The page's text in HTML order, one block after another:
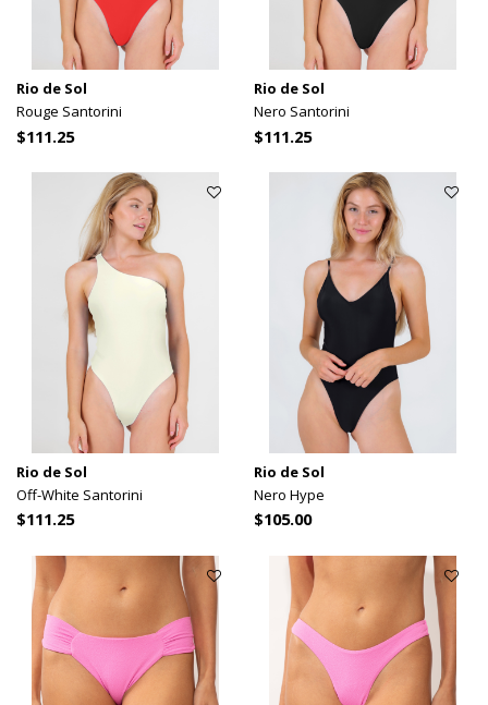
Rio de Sol
Rouge Santorini
$111.25
Rio de Sol
Nero Santorini
$111.25
Rio de Sol
Off-White Santorini
$111.25
Rio de Sol
Nero Hype
$105.00